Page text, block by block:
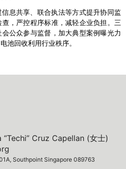
息共享、联合执法等方式提升协同监
，严控程序标准，减轻企业负担。三
公众参与监督，加大典型案例曝光力
池回收利用行业秩序。
Cruz Capellan (女士)
Southpoint Singapore 089763